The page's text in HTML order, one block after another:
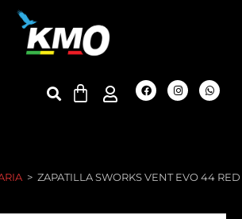
> ZAPATILLA SWORKS VENT EVO 44 RED